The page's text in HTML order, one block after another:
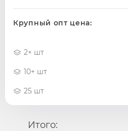
Крупный опт цена:
2+ шт
10+ шт
25 шт
Итого: